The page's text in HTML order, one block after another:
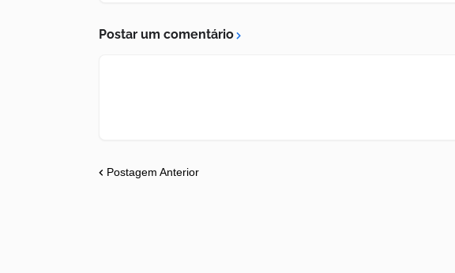
Postar um comentário
Postagem Anterior